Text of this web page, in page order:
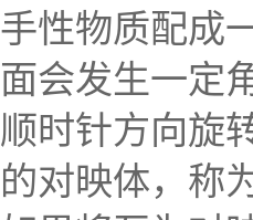
手性物质配成
面会发生一定
顺时针方向旋
的对映体，称